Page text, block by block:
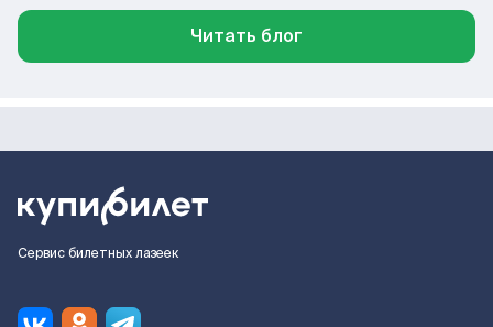
Читать блог
Сервис билетных лазеек